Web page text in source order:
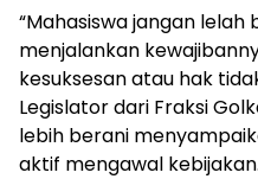
“Mahasiswa jangan
menjalankan
kesuksesan atau hak
Legislator dari Fraksi
lebih berani
aktif mengawal kebijakan.